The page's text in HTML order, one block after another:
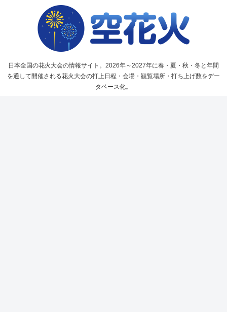
日本全国の花火大会の情報サイト。2026年～2027年に春・夏・秋・冬と年間
を通して開催される花火大会の打上日程・会場・観覧場所・打ち上げ数をデー
タベース化。